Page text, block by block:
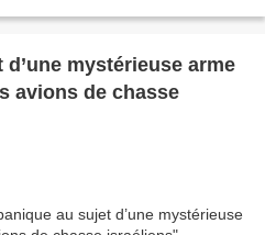
mystérieuse arme
avions de chasse